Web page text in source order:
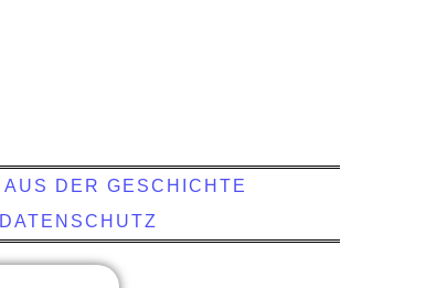
AUS DER GESCHICHTE
DATENSCHUTZ